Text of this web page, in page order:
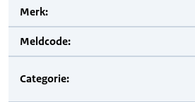
Merk:
Meldcode:
Categorie: